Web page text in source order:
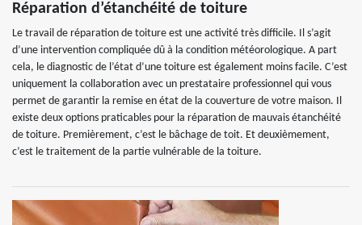
Réparation d’étanchéité de toiture
Le travail de réparation de toiture est une activité très difficile. Il s’agit
d’une intervention compliquée dû à la condition météorologique. A part
cela, le diagnostic de l’état d’une toiture est également moins facile. C’est
uniquement la collaboration avec un prestataire professionnel qui vous
permet de garantir la remise en état de la couverture de votre maison. Il
existe deux options praticables pour la réparation de mauvais étanchéité
de toiture. Premièrement, c’est le bâchage de toit. Et deuxièmement,
c’est le traitement de la partie vulnérable de la toiture.